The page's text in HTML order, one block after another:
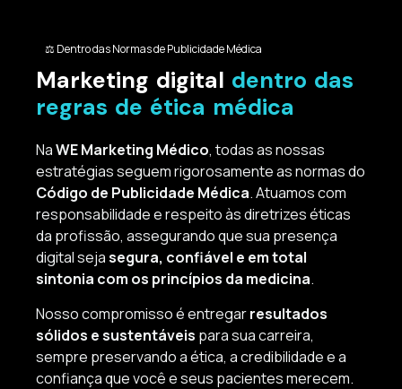
⚖️ Dentro das Normas de Publicidade Médica
Marketing digital dentro das
regras de ética médica
NaWE Marketing Médico, todas as nossas
estratégias seguem rigorosamente as normas do
Código de Publicidade Médica. Atuamos com
responsabilidade e respeito às diretrizes éticas
da profissão, assegurando que sua presença
digital sejasegura, confiável e em total
sintonia com os princípios da medicina.
Nosso compromisso é entregarresultados
sólidos e sustentáveis para sua carreira,
sempre preservando a ética, a credibilidade e a
confiança que você e seus pacientes merecem.